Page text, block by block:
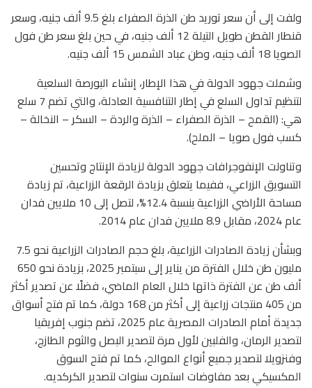
ولفت إلى أن سعر توريد طن الذرة الصفراء بلغ 9.5 ألف جنيه، وسعر
قنطار القطن طويل التيلة 12 ألف جنيه، في حين بلغ سعر طن فول
الصويا 18 ألف جنيه، وطن عباد الشمس 15 ألف جنيه.
وشملت جهود الدولة في هذا الإطار، إنشاء البورصة السلعية
لتنظيم تداول السلع في إطار التنافسية العادلة، والتي تضم 7 سلع
هي: (القمح – الذرة الصفراء – الذرة والردة – السكر – النخالة –
كسب فول صويا – الملح).
وتناولت الإنفوجرافات جهود الدولة لزيادة الإنتاج وتحسين
التسويق الزراعي، ففيما يتعلق بزيادة الرقعة الزراعية، تم زيادة
مساحة الأراضي الزراعية بنسبة 12.4%، لتصل إلى 10 ملايين فدان
عام 2024، مقابل 8.9 ملايين فدان عام 2014.
وبشأن زيادة الصادرات الزراعية، بلغ حجم الصادرات الزراعية نحو 7.5
مليون طن خلال الفترة من يناير إلى سبتمبر 2025، بزيادة نحو 650
ألف طن عن الفترة ذاتها خلال العام الماضي، فضلًا عن تصدير أكثر
من 405 منتجات زراعية إلى أكثر من 168 دولة، كما تم فتح أسواق
جديدة أمام الصادرات المصرية عام 2025، تضم جنوب إفريقيا
لتصدير الرمان، والفلبين لأول مرة لتصدير البصل والثوم الطازج،
وفنزويلا لتصدير جميع أنواع الموالح، كما تم فتح السوق
المكسيكي بعد مفاوضات استمرت سنوات لتصدير الكركديه.